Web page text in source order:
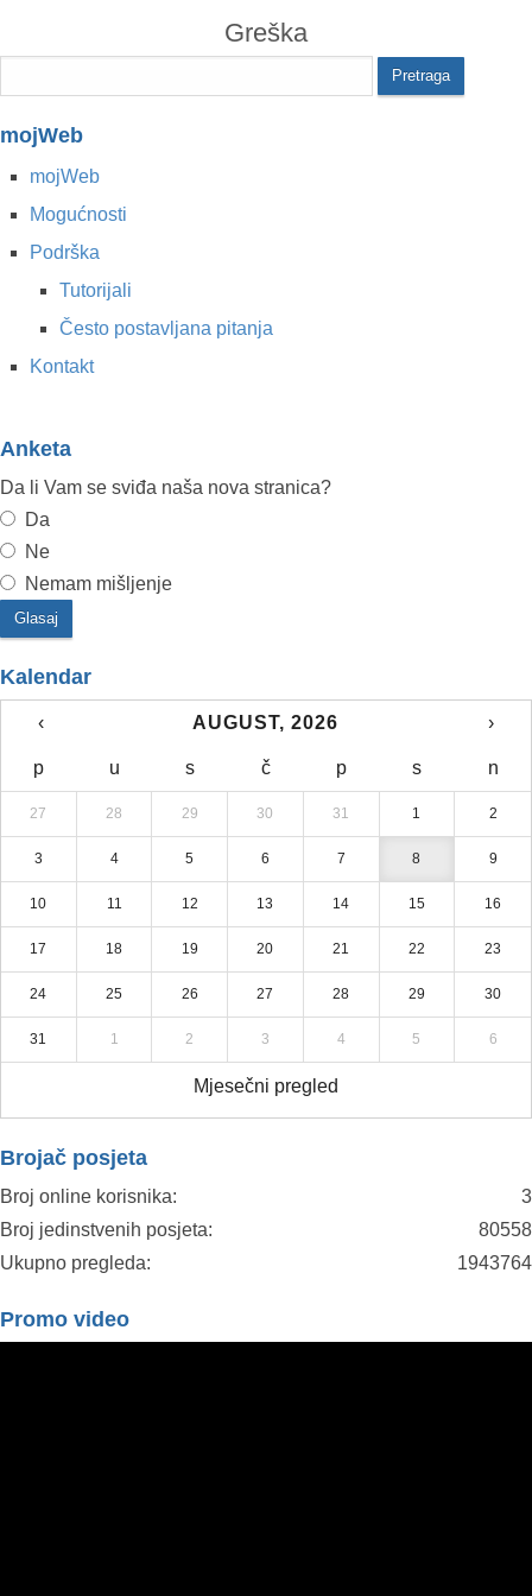
Greška
mojWeb
mojWeb
Mogućnosti
Podrška
Tutorijali
Često postavljana pitanja
Kontakt
Anketa
Da li Vam se sviđa naša nova stranica?
Da
Ne
Nemam mišljenje
Kalendar
‹ AUGUST, 2026 ›
p u s č p s n
27 28 29 30 31 1 2
3 4 5 6 7 8 9
10 11 12 13 14 15 16
17 18 19 20 21 22 23
24 25 26 27 28 29 30
31 1 2 3 4 5 6
Mjesečni pregled
Brojač posjeta
Broj online korisnika:
3
Broj jedinstvenih posjeta:
80558
Ukupno pregleda:
1943764
Promo video